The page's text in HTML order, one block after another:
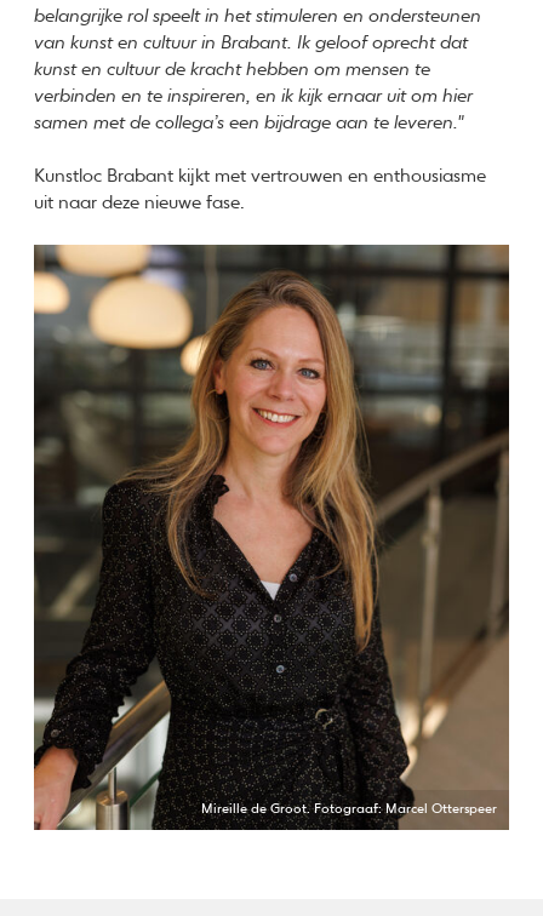
belangrijke rol speelt in het stimuleren en ondersteunen
van kunst en cultuur in Brabant. Ik geloof oprecht dat
kunst en cultuur de kracht hebben om mensen te
verbinden en te inspireren, en ik kijk ernaar uit om hier
samen met de collega’s een bijdrage aan te leveren."
Kunstloc Brabant kijkt met vertrouwen en enthousiasme
uit naar deze nieuwe fase.
Mireille de Groot. Fotograaf: Marcel Otterspeer